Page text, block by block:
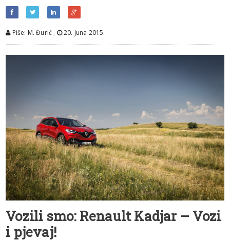
Piše: M. Đurić , 20. Juna 2015.
Vozili smo: Renault Kadjar – Vozi
i pjevaj!